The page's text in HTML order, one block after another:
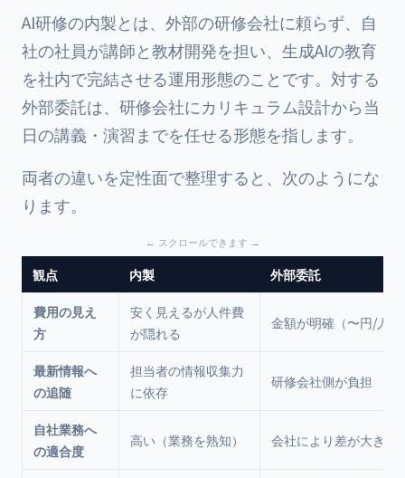
AI研修の内製とは、外部の研修会社に頼らず、自
社の社員が講師と教材開発を担い、生成AIの教育
を社内で完結させる運用形態のことです。対する
外部委託は、研修会社にカリキュラム設計から当
日の講義・演習までを任せる形態を指します。
両者の違いを定性面で整理すると、次のようにな
ります。
観点 内製 外部委託
費用の見え
方
安く見えるが人件費
が隠れる
金額が明確（〜円/人）
最新情報へ
の追随
担当者の情報収集力
に依存
研修会社側が負担
自社業務へ
の適合度
高い（業務を熟知） 会社により差が大きい